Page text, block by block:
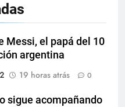
Messi, el papá del 10
argentina
19 horas atrás 0
sigue acompañando